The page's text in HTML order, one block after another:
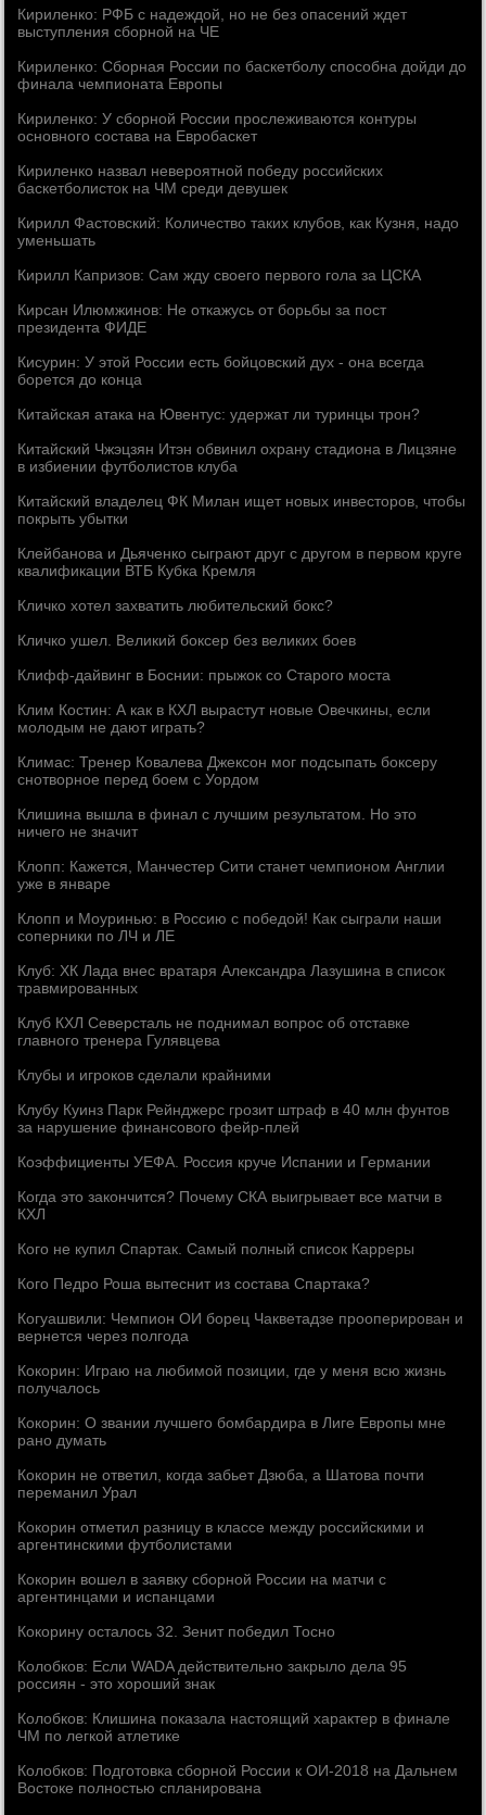
Кириленко: РФБ с надеждой, но не без опасений ждет
выступления сборной на ЧЕ
Кириленко: Сборная России по баскетболу способна дойди до
финала чемпионата Европы
Кириленко: У сборной России прослеживаются контуры
основного состава на Евробаскет
Кириленко назвал невероятной победу российских
баскетболисток на ЧМ среди девушек
Кирилл Фастовский: Количество таких клубов, как Кузня, надо
уменьшать
Кирилл Капризов: Сам жду своего первого гола за ЦСКА
Кирсан Илюмжинов: Не откажусь от борьбы за пост
президента ФИДЕ
Кисурин: У этой России есть бойцовский дух - она всегда
борется до конца
Китайская атака на Ювентус: удержат ли туринцы трон?
Китайский Чжэцзян Итэн обвинил охрану стадиона в Лицзяне
в избиении футболистов клуба
Китайский владелец ФК Милан ищет новых инвесторов, чтобы
покрыть убытки
Клейбанова и Дьяченко сыграют друг с другом в первом круге
квалификации ВТБ Кубка Кремля
Кличко хотел захватить любительский бокс?
Кличко ушел. Великий боксер без великих боев
Клифф-дайвинг в Боснии: прыжок со Старого моста
Клим Костин: А как в КХЛ вырастут новые Овечкины, если
молодым не дают играть?
Климас: Тренер Ковалева Джексон мог подсыпать боксеру
снотворное перед боем с Уордом
Клишина вышла в финал с лучшим результатом. Но это
ничего не значит
Клопп: Кажется, Манчестер Сити станет чемпионом Англии
уже в январе
Клопп и Моуринью: в Россию с победой! Как сыграли наши
соперники по ЛЧ и ЛЕ
Клуб: ХК Лада внес вратаря Александра Лазушина в список
травмированных
Клуб КХЛ Северсталь не поднимал вопрос об отставке
главного тренера Гулявцева
Клубы и игроков сделали крайними
Клубу Куинз Парк Рейнджерс грозит штраф в 40 млн фунтов
за нарушение финансового фейр-плей
Коэффициенты УЕФА. Россия круче Испании и Германии
Когда это закончится? Почему СКА выигрывает все матчи в
КХЛ
Кого не купил Спартак. Самый полный список Карреры
Кого Педро Роша вытеснит из состава Спартака?
Когуашвили: Чемпион ОИ борец Чакветадзе прооперирован и
вернется через полгода
Кокорин: Играю на любимой позиции, где у меня всю жизнь
получалось
Кокорин: О звании лучшего бомбардира в Лиге Европы мне
рано думать
Кокорин не ответил, когда забьет Дзюба, а Шатова почти
переманил Урал
Кокорин отметил разницу в классе между российскими и
аргентинскими футболистами
Кокорин вошел в заявку сборной России на матчи с
аргентинцами и испанцами
Кокорину осталось 32. Зенит победил Тосно
Колобков: Если WADA действительно закрыло дела 95
россиян - это хороший знак
Колобков: Клишина показала настоящий характер в финале
ЧМ по легкой атлетике
Колобков: Подготовка сборной России к ОИ-2018 на Дальнем
Востоке полностью спланирована